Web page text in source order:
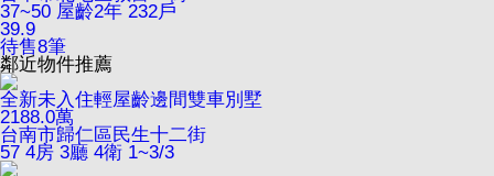
37~50 屋齡2年 232戶
39.9
待售8筆
鄰近物件推薦
全新未入住輕屋齡邊間雙車別墅
2188.0萬
台南市歸仁區民生十二街
57 4房 3廳 4衛 1~3/3